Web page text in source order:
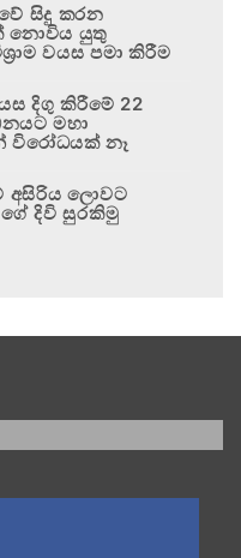
සිදු කරන
නොවිය යුතු
වයස පමා කිරීම
දිගු කිරීමේ 22
මහා
විරෝධයක් නෑ
අසිරිය ලොවට
දිවි සුරකිමු